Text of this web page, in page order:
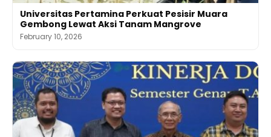
Universitas Pertamina Perkuat Pesisir Muara
Gembong Lewat Aksi Tanam Mangrove
February 10, 2026